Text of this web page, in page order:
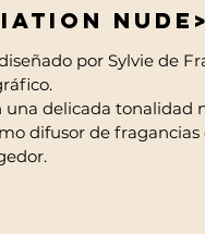
por Sylvie de
una delicada
difusor de